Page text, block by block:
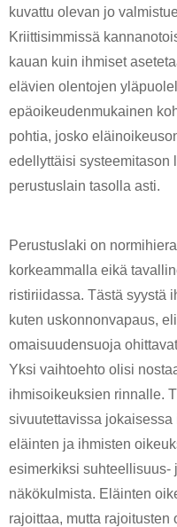
kuvattu olevan jo
Kriittisimmissä
kauan kuin ihmiset
elävien olentojen
epäoikeudenmukainen
pohtia, josko
edellyttäisi systeemitason
perustuslain tasolla asti.
Perustuslaki on
korkeammalla eikä
ristiriidassa. Tästä syystä
kuten uskonnonvapaus,
omaisuudensuoja
Yksi vaihtoehto olisi
ihmisoikeuksien rinnalle.
sivuutettavissa
eläinten ja ihmisten
esimerkiksi suhteellisuus-
näkökulmista. Eläinten
rajoittaa, mutta rajoitusten